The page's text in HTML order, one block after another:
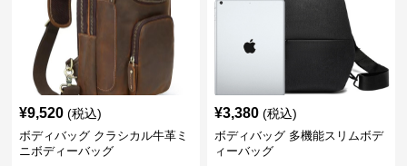
¥9,520 (税込)
ボディバッグ クラシカル牛革ミ
ニボディーバッグ
¥3,380 (税込)
ボディバッグ 多機能スリムボデ
ィーバッグ